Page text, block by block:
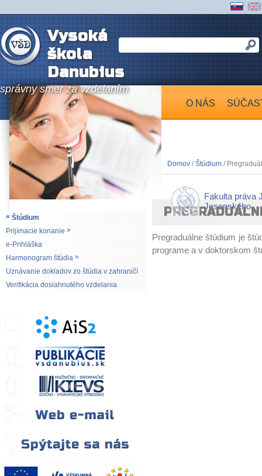
Vysoká
škola
Danubius
správny smer za vzdelaním
O NÁS
Domov /Štúdium /
Fakulta práva
Jesenského
« Štúdium
Prijímacie konanie »
e-Prihláška
Harmonogram štúdia »
Uznávanie dokladov zo štúdia v zahraničí
Verifikácia dosiahnutého vzdelania
Pregraduálne štúdium je
programe a v doktorskom